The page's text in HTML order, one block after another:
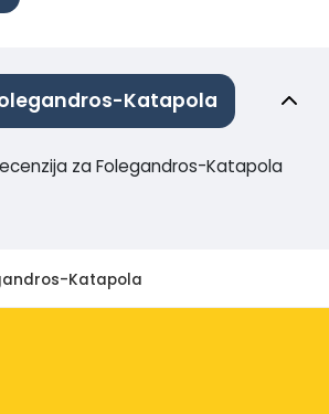
Katapola
za Folegandros-Katapola
Katapola